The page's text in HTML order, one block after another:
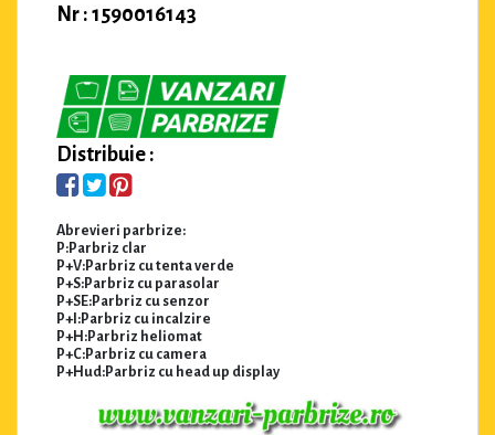
Nr : 1590016143
Distribuie :
Abrevieri parbrize:
P:Parbriz clar
P+V:Parbriz cu tenta verde
P+S:Parbriz cu parasolar
P+SE:Parbriz cu senzor
P+I:Parbriz cu incalzire
P+H:Parbriz heliomat
P+C:Parbriz cu camera
P+Hud:Parbriz cu head up display